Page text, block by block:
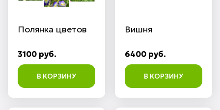
Полянка цветов
3100 руб.
В КОРЗИНУ
Вишня
6400 руб.
В КОРЗИНУ